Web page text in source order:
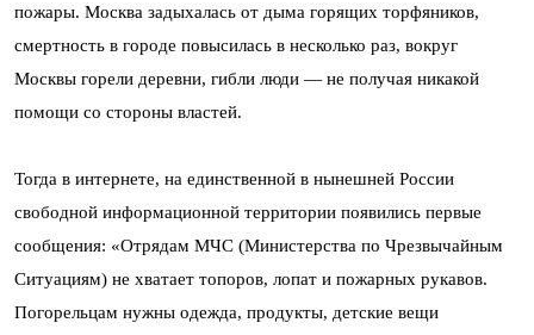
пожары. Москва задыхалась от дыма горящих торфяников,
смертность в городе повысилась в несколько раз, вокруг
Москвы горели деревни, гибли люди — не получая никакой
помощи со стороны властей.
Тогда в интернете, на единственной в нынешней России
свободной информационной территории появились первые
сообщения: «Отрядам МЧС (Министерства по Чрезвычайным
Ситуациям) не хватает топоров, лопат и пожарных рукавов.
Погорельцам нужны одежда, продукты, детские вещи